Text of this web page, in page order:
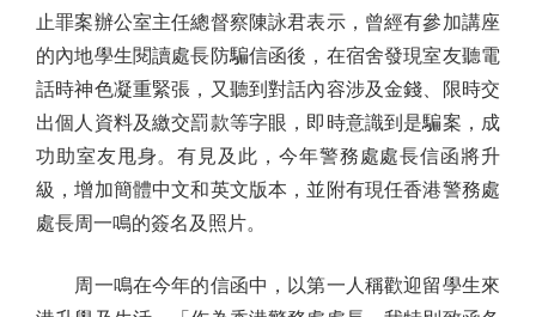
止罪案辦公室主任總督察陳詠君表示，曾經有參加講座
的內地學生閱讀處長防騙信函後，在宿舍發現室友聽電
話時神色凝重緊張，又聽到對話內容涉及金錢、限時交
出個人資料及繳交罰款等字眼，即時意識到是騙案，成
功助室友甩身。有見及此，今年警務處處長信函將升
級，增加簡體中文和英文版本，並附有現任香港警務處
處長周一鳴的簽名及照片。
周一鳴在今年的信函中，以第一人稱歡迎留學生來